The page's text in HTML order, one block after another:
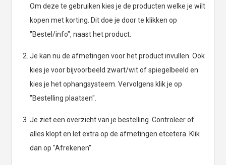
Om deze te gebruiken kies je de producten welke je wilt
kopen met korting. Dit doe je door te klikken op
"Bestel/info", naast het product.
Je kan nu de afmetingen voor het product invullen. Ook
kies je voor bijvoorbeeld zwart/wit of spiegelbeeld en
kies je het ophangsysteem. Vervolgens klik je op
"Bestelling plaatsen".
Je ziet een overzicht van je bestelling. Controleer of
alles klopt en let extra op de afmetingen etcetera. Klik
dan op "Afrekenen".